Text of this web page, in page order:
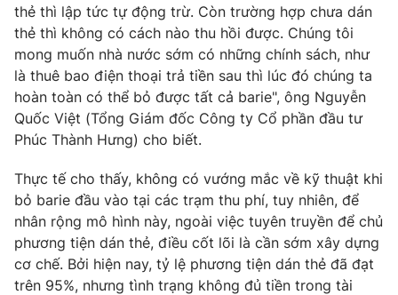
Theo dõi báo trên
Cơ quan chủ quản: Đài Truyền hình Việt Nam
Cơ quan báo chí:Thời báo VTV
Giấy phép hoạt động báo in và báo điện tử số 483/GP-BTTTT
cấp ngày 29/12/2023
Tổng Biên tập: Vũ Thanh Thủy
Phó Tổng Biên tập: Nguyễn Thị Mỹ Hạnh, Phạm Quốc Thắng,
Nguyễn Trọng Ninh
Tổng đài VTV:024.38 355 931 - 024.38 355 932
thẻ thì lập tức tự động trừ. Còn trường hợp chưa dán
thẻ thì không có cách nào thu hồi được. Chúng tôi
mong muốn nhà nước sớm có những chính sách, như
là thuê bao điện thoại trả tiền sau thì lúc đó chúng ta
hoàn toàn có thể bỏ được tất cả barie", ông Nguyễn
Quốc Việt (Tổng Giám đốc Công ty Cổ phần đầu tư
Phúc Thành Hưng) cho biết.
Thực tế cho thấy, không có vướng mắc về kỹ thuật khi
bỏ barie đầu vào tại các trạm thu phí, tuy nhiên, để
nhân rộng mô hình này, ngoài việc tuyên truyền để chủ
phương tiện dán thẻ, điều cốt lõi là cần sớm xây dựng
cơ chế. Bởi hiện nay, tỷ lệ phương tiện dán thẻ đã đạt
trên 95%, nhưng tình trạng không đủ tiền trong tài